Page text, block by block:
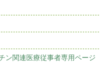
ン関連医療従事者専用ページ